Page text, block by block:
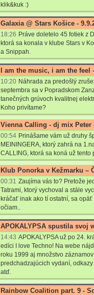
klik&kuk :)
Galaxia @ Stars Košice -
18:26 Práve doletelo 45 fotiek z
ktorá sa konala v klube Stars v
a Snippah.
I am the music, i am the
10:20 Náhrada za predošlý
septembra sa v Popradskom
tanečných grúvoch kvalitnej
Koho privítame?
Vienna Calling - dj mix
00:54 Prinášame vám už druhy
MEININGERA, ktorý zahrá na
CALLING, ktorá sa koná už tento
Klub Ponorka v Kežmarku –
00:31 Zaujíma vás to? Pretože
Tatrami, ktorý vychoval a stále
kráčať inak ako tí ostatní, sa
očiam..
APOKALYPSA spustila svoj
14:43 APOKALYPSA už po 24.
edíci I love Techno! Na webe
roku 1999 aj množstvo
predchadzajúcich vydaní,
atď.
Rainbow Coalition part. 9 -